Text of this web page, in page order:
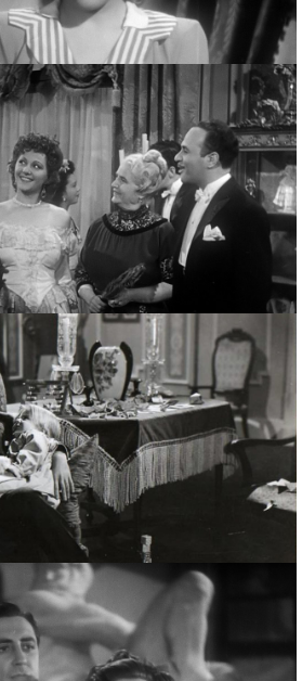
ARCHIVO TELEVICINE
ARCHIVO TELEVICINE